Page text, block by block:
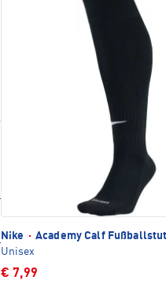
Nike · Academy Calf
Unisex
€ 7,99